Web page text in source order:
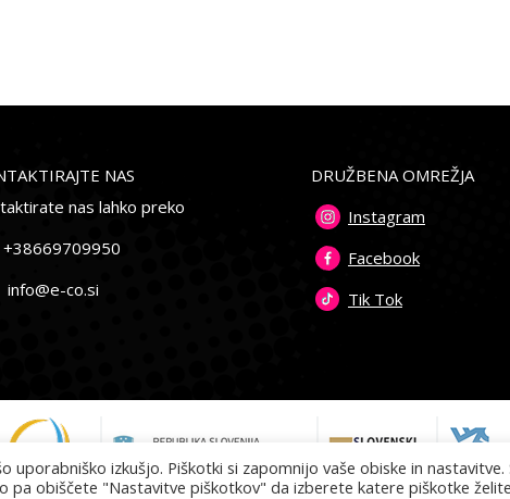
NAS
nas lahko preko
+38669709950
info@e-co.si
DRUŽBENA OMREŽJA
Instagram
Facebook
Tik Tok
izkušjo. Piškotki si zapomnijo vaše obiske in nastavitve.
pa obiščete "Nastavitve piškotkov" da izberete katere piškotke želite